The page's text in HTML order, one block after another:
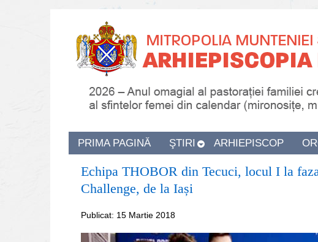
PRIMA PAGINĂ ŞTIRI ARHIEPISCOP
Echipa THOBOR din Tecuci, locul I la
Challenge, de la Iași
Publicat: 15 Martie 2018